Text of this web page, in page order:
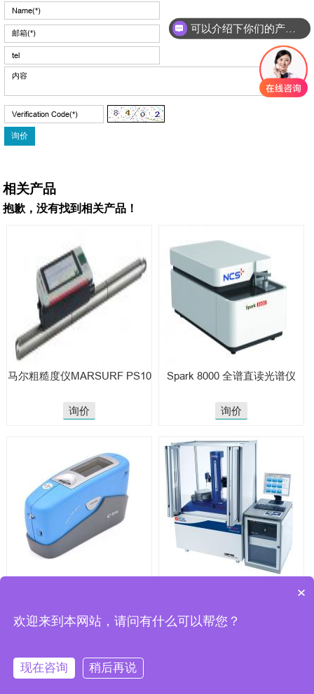
相关产品
抱歉，没有找到相关产品！
马尔粗糙度仪MARSURF PS10
询价
Spark 8000 全谱直读光谱仪
询价
询价
TalyMaster泰勒霍普森圆度测
询价
公司Powered by JUNZHAN
可以介绍下你们的产品么
×
欢迎来到本网站，请问有什么可以帮您？
现在咨询 稍后再说